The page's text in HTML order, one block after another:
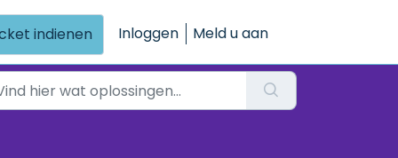
indienen Inloggen Meld u aan